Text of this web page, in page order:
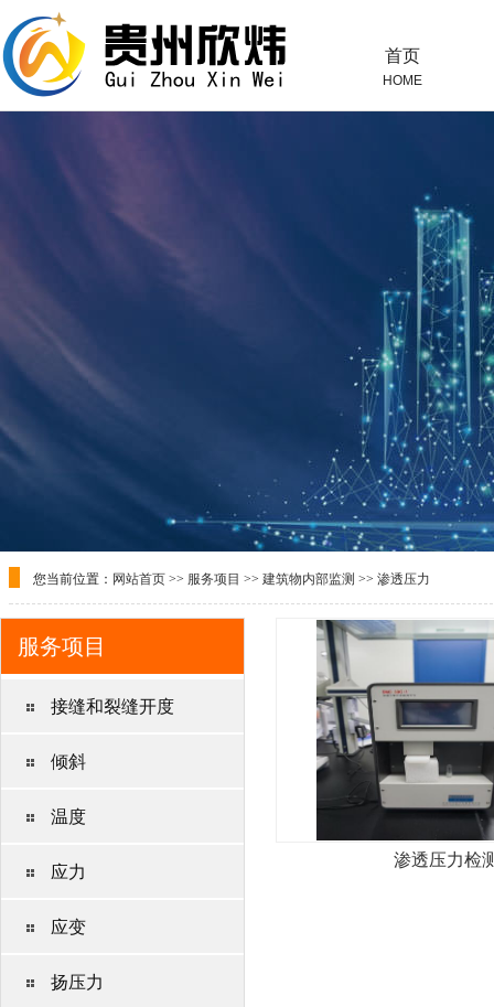
首页
HOME
您当前位置： 网站首页 >> 服务项目 >> 建筑物内部监测 >> 渗透压力
服务项目
接缝和裂缝开度
倾斜
温度
应力
应变
扬压力
渗透压力检